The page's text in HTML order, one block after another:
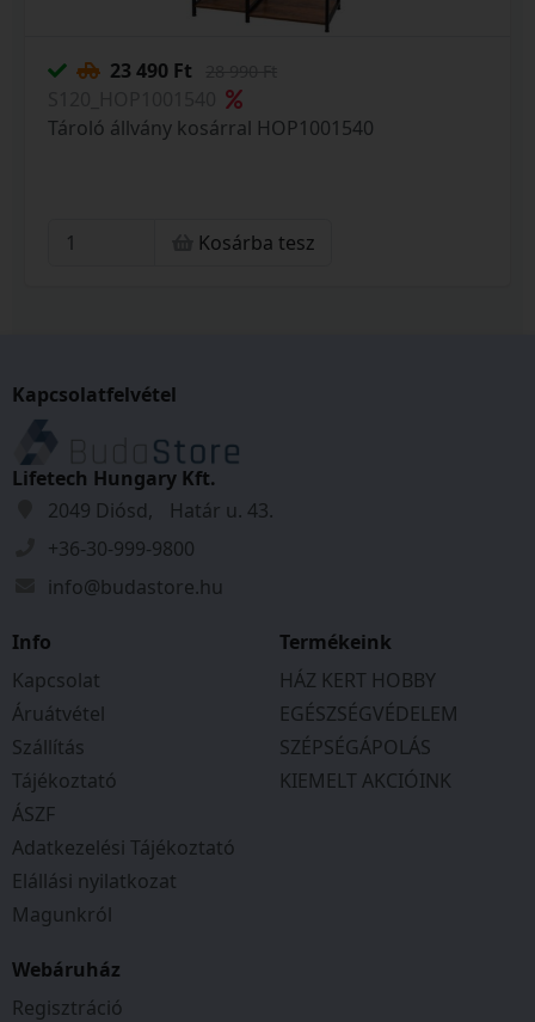
23 490 Ft
Tároló állvány kosárral HOP1001540
Kosárba tesz
Kapcsolatfelvétel
Lifetech Hungary Kft.
2049 Diósd, Határ u. 43.
+36-30-999-9800
info@budastore.hu
Info
Kapcsolat
Áruátvétel
Szállítás
Tájékoztató
ÁSZF
Adatkezelési Tájékoztató
Elállási nyilatkozat
Magunkról
Termékeink
HÁZ KERT HOBBY
EGÉSZSÉGVÉDELEM
SZÉPSÉGÁPOLÁS
KIEMELT AKCIÓINK
Webáruház
Regisztráció